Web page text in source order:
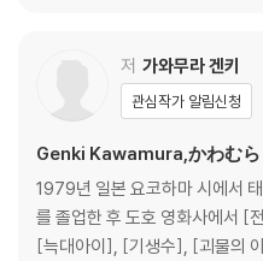
저 가와무라 겐키
관심작가 알림신청
Genki Kawamura,かわむら
1979년 일본 요코하마 시에서
를 졸업한 후 도호 영화사에서
[늑대아이], [기생수], [괴물의